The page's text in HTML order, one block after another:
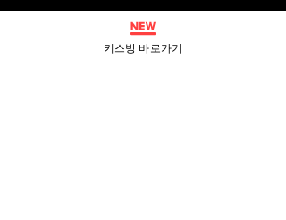
키스방 바로가기